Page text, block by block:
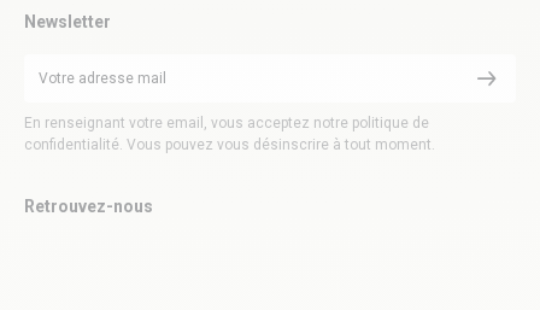
Newsletter
En renseignant votre email, vous acceptez notre politique de
confidentialité. Vous pouvez vous désinscrire à tout moment.
Retrouvez-nous